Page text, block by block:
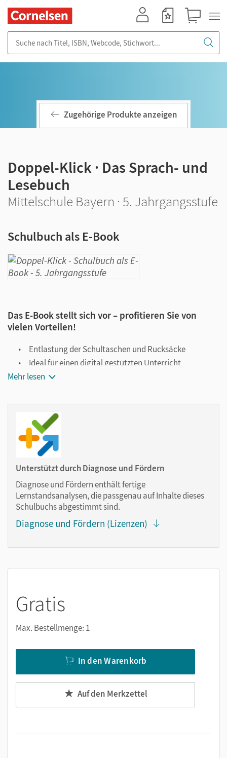
Zugehörige Produkte anzeigen
Doppel-Klick · Das Sprach- und
Lesebuch
Mittelschule Bayern · 5. Jahrgangsstufe
Schulbuch als E-Book
Das E-Book stellt sich vor – profitieren Sie von
vielen Vorteilen!
Entlastung der Schultaschen und Rucksäcke
Ideal für einen digital gestützten Unterricht
Notiz- und Markierungsmöglichkeit
Viele digitale Funktionen unterstützen das Lehren und
Lernen:
Notizen erstellen
Markierungen setzen
Lesezeichen hinzufügen
Suchen im Text
Mehr lesen
Unterstützt durch Diagnose und Fördern
Diagnose und Fördern enthält fertige
Lernstandsanalysen, die passgenau auf Inhalte dieses
Schulbuchs abgestimmt sind.
Diagnose und Fördern (Lizenzen)
Gratis
Max. Bestellmenge: 1
In den Warenkorb
Auf den Merkzettel